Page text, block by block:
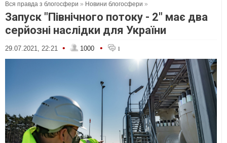
Вся правда з блогосфери » Новини блогосфери »
Запуск "Північного потоку - 2" має два
серйозні наслідки для України
29.07.2021, 22:21 • 1000 • 1